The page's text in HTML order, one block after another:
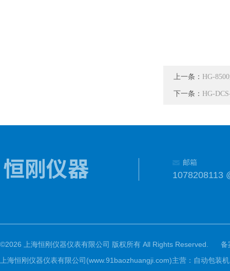
上一条： HG-
下一条： HG-
邮箱
1078208113
©2026 上海恒刚仪器仪表有限公司 版权所有 All Rights Reserved.
备
上海恒刚仪器仪表有限公司(www.91baozhuangji.com)主营：自动包